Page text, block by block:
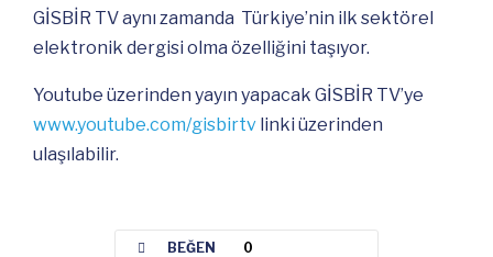
GİSBİR TV aynı zamanda Türkiye’nin ilk sektörel
elektronik dergisi olma özelliğini taşıyor.
Youtube üzerinden yayın yapacak GİSBİR TV’ye
www.youtube.com/gisbirtv linki üzerinden
ulaşılabilir.
BEĞEN 0